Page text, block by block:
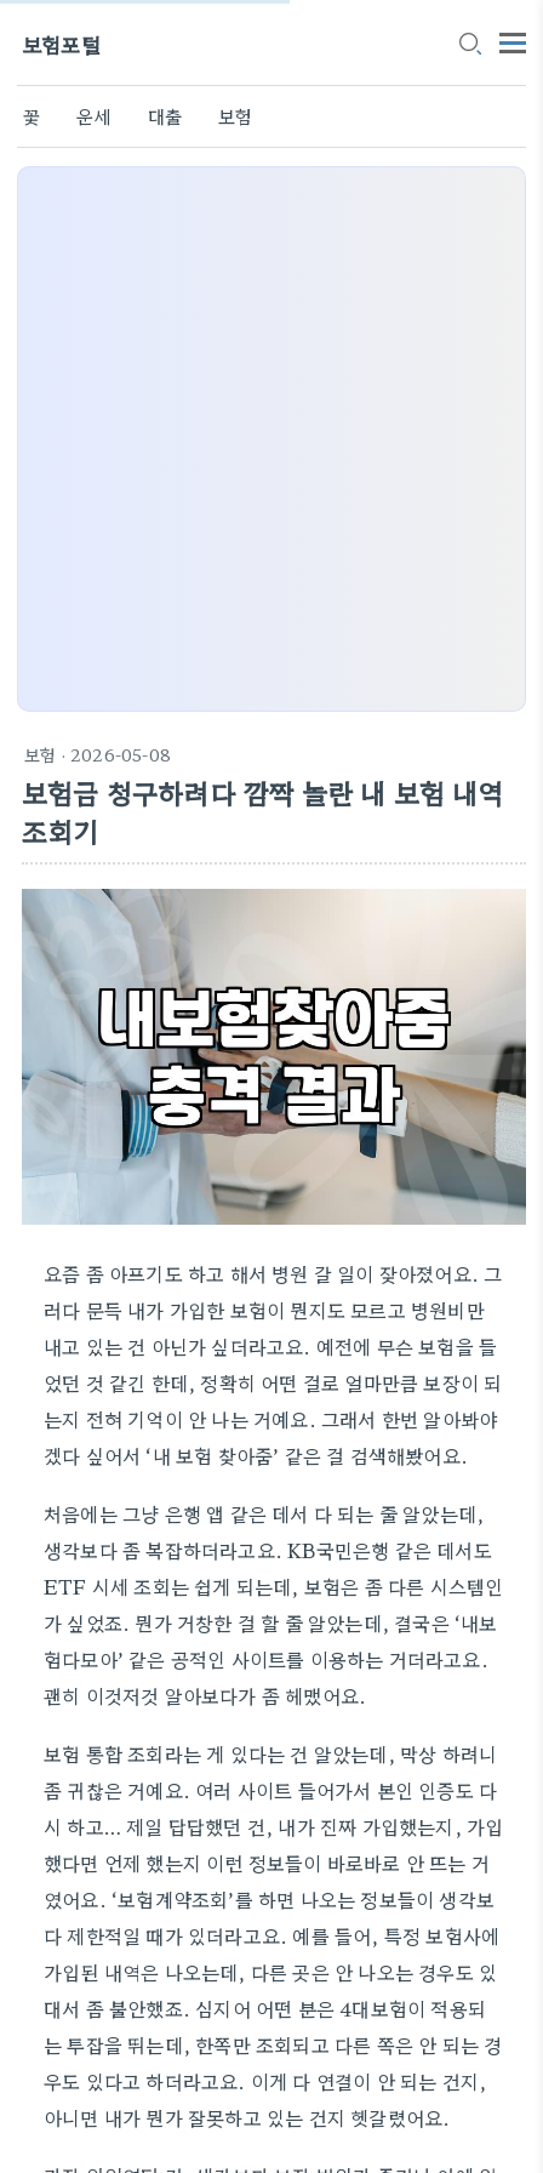
보험포털
꽃 운세 대출 보험
보험 · 2026-05-08
보험금 청구하려다 깜짝 놀란 내 보험 내역
조회기
요즘 좀 아프기도 하고 해서 병원 갈 일이 잦아졌어요. 그
러다 문득 내가 가입한 보험이 뭔지도 모르고 병원비만
내고 있는 건 아닌가 싶더라고요. 예전에 무슨 보험을 들
었던 것 같긴 한데, 정확히 어떤 걸로 얼마만큼 보장이 되
는지 전혀 기억이 안 나는 거예요. 그래서 한번 알아봐야
겠다 싶어서 ‘내 보험 찾아줌’ 같은 걸 검색해봤어요.
처음에는 그냥 은행 앱 같은 데서 다 되는 줄 알았는데,
생각보다 좀 복잡하더라고요. KB국민은행 같은 데서도
ETF 시세 조회는 쉽게 되는데, 보험은 좀 다른 시스템인
가 싶었죠. 뭔가 거창한 걸 할 줄 알았는데, 결국은 ‘내보
험다모아’ 같은 공적인 사이트를 이용하는 거더라고요.
괜히 이것저것 알아보다가 좀 헤맸어요.
보험 통합 조회라는 게 있다는 건 알았는데, 막상 하려니
좀 귀찮은 거예요. 여러 사이트 들어가서 본인 인증도 다
시 하고… 제일 답답했던 건, 내가 진짜 가입했는지, 가입
했다면 언제 했는지 이런 정보들이 바로바로 안 뜨는 거
였어요. ‘보험계약조회’를 하면 나오는 정보들이 생각보
다 제한적일 때가 있더라고요. 예를 들어, 특정 보험사에
가입된 내역은 나오는데, 다른 곳은 안 나오는 경우도 있
대서 좀 불안했죠. 심지어 어떤 분은 4대보험이 적용되
는 투잡을 뛰는데, 한쪽만 조회되고 다른 쪽은 안 되는 경
우도 있다고 하더라고요. 이게 다 연결이 안 되는 건지,
아니면 내가 뭔가 잘못하고 있는 건지 헷갈렸어요.